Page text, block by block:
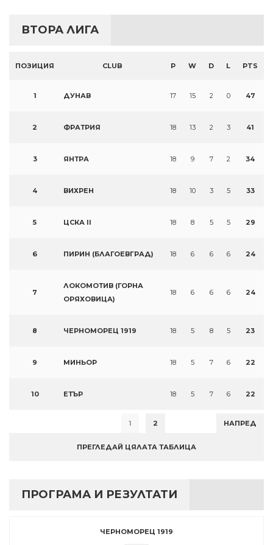
ВТОРА ЛИГА
ПОЗИЦИЯ CLUB P W D L PTS
1 ДУНАВ 17 15 2 0 47
2 ФРАТРИЯ 18 13 2 3 41
3 ЯНТРА 18 9 7 2 34
4 ВИХРЕН 18 10 3 5 33
5 ЦСКА II 18 8 5 5 29
6 ПИРИН (БЛАГОЕВГРАД) 18 6 6 6 24
7
ЛОКОМОТИВ (ГОРНА
ОРЯХОВИЦА)
18 6 6 6 24
8 ЧЕРНОМОРЕЦ 1919 18 5 8 5 23
9 МИНЬОР 18 5 7 6 22
10 ЕТЪР 18 5 7 6 22
1 2 НАПРЕД
ПРЕГЛЕДАЙ ЦЯЛАТА ТАБЛИЦА
ПРОГРАМА И РЕЗУЛТАТИ
ЧЕРНОМОРЕЦ 1919